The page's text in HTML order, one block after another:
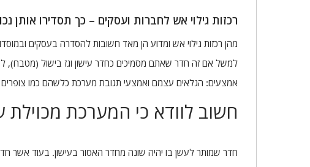
רכזות גילוי אש לחברות ועסקים – כך תסדירו אותן
מהן רכזות גילוי אש ומדוע הן מאד חשובות להסדרה בעסקים
למשל אם זה חדר שאתם מסמיכים כחדר עישון וגז בישול (מטבח),
אמצעים: הגלאים עצמם ואמצעי תגובת מערכת כלשהם כמו
חשוב לוודא כי המערכת
חדר שמותר לעשן בו יהיה שונה מחדר האסור בעישון. בעוד אשר